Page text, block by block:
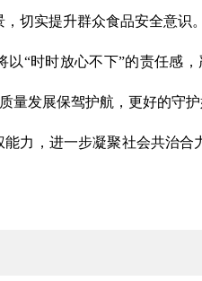
切实提升群众食品安全意识。
“时时放心不下”的责任感
发展保驾护航，更好的守护
力，进一步凝聚社会共治